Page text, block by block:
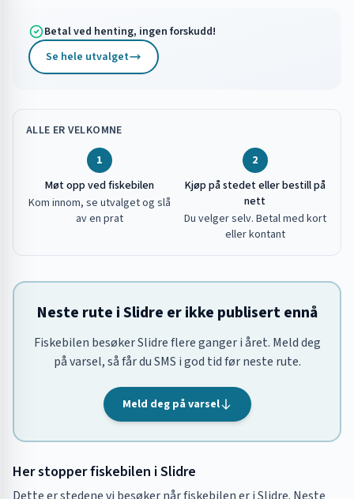
Betal ved henting, ingen forskudd!
Se hele utvalget
ALLE ER VELKOMNE
1
Møt opp ved fiskebilen
Kom innom, se utvalget og slå
av en prat
2
Kjøp på stedet eller bestill på
nett
Du velger selv. Betal med kort
eller kontant
Neste rute i Slidre er ikke publisert ennå
Fiskebilen besøker Slidre flere ganger i året. Meld deg
på varsel, så får du SMS i god tid før neste rute.
Meld deg på varsel
Her stopper fiskebilen iSlidre